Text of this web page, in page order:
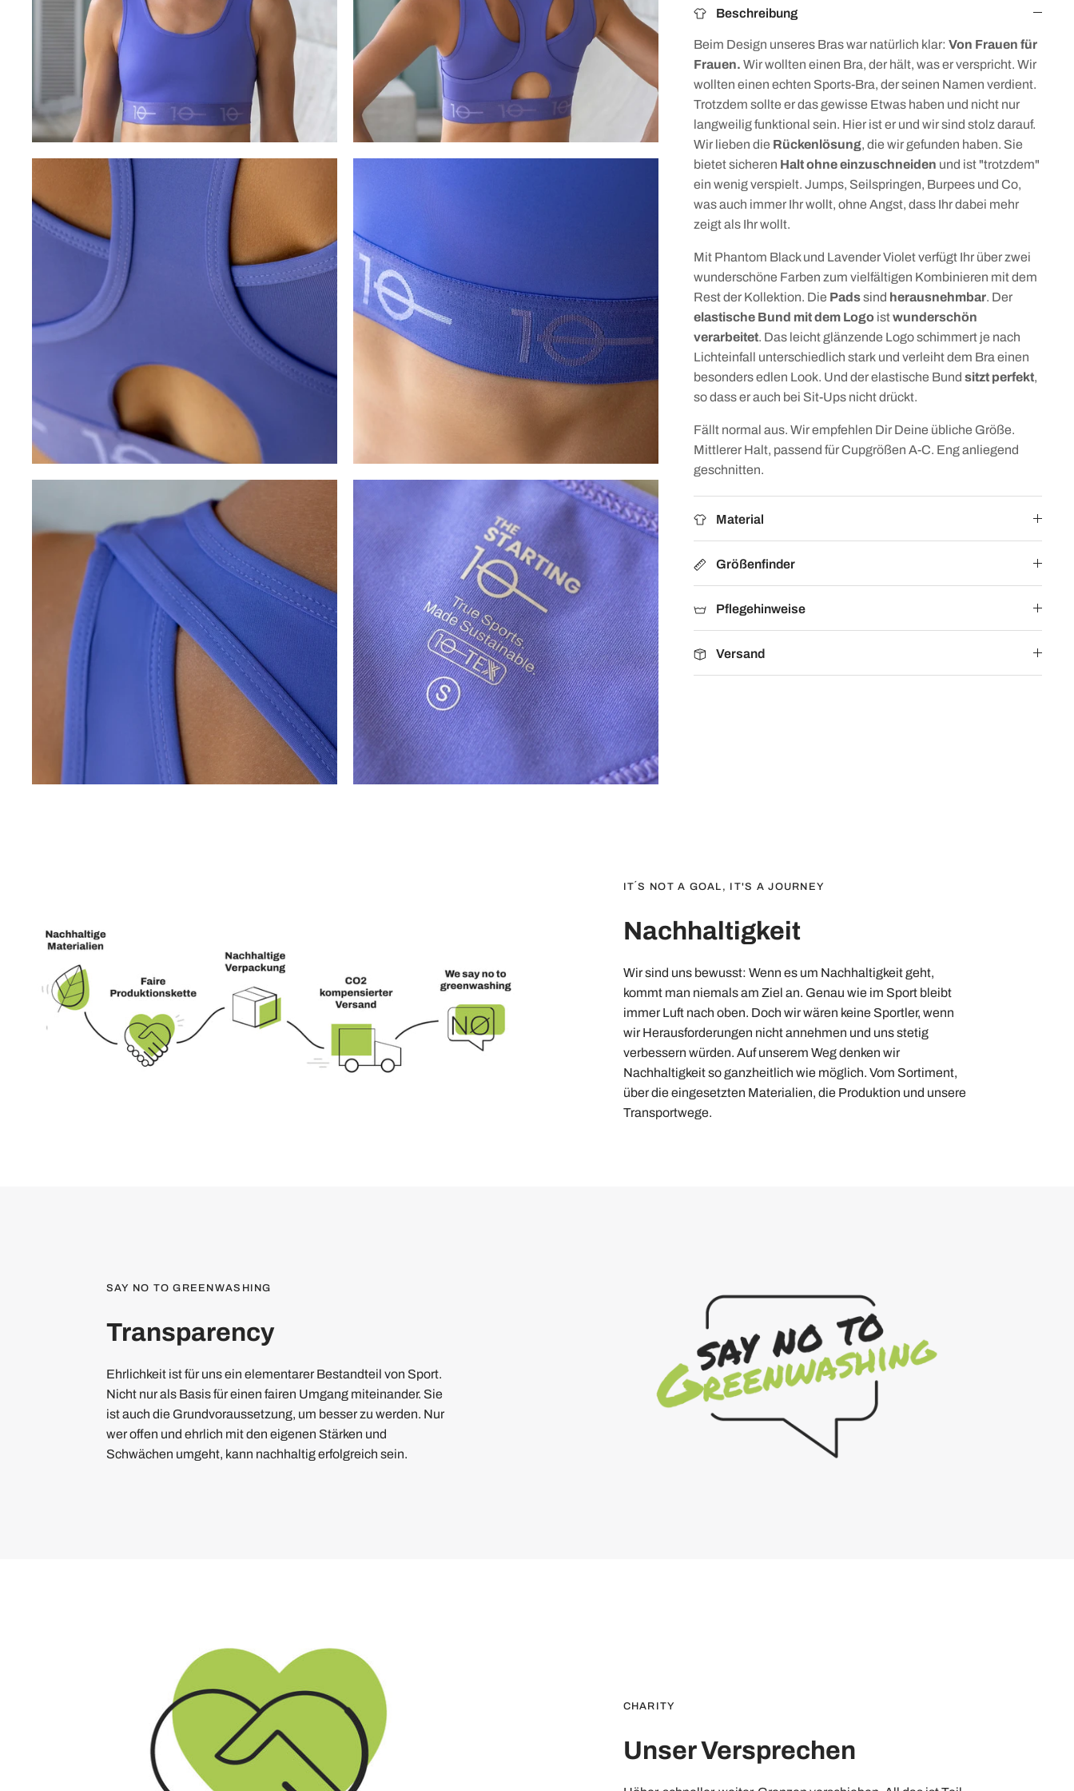
Beschreibung
Beim Design unseres Bras war natürlich klar: Von Frauen für
Frauen. Wir wollten einen Bra, der hält, was er verspricht. Wir
wollten einen echten Sports-Bra, der seinen Namen verdient.
Trotzdem sollte er das gewisse Etwas haben und nicht nur
langweilig funktional sein. Hier ist er und wir sind stolz darauf.
Wir lieben die Rückenlösung, die wir gefunden haben. Sie
bietet sicheren Halt ohne einzuschneiden und ist "trotzdem"
ein wenig verspielt. Jumps, Seilspringen, Burpees und Co,
was auch immer Ihr wollt, ohne Angst, dass Ihr dabei mehr
zeigt als Ihr wollt.
Mit Phantom Black und Lavender Violet verfügt Ihr über zwei
wunderschöne Farben zum vielfältigen Kombinieren mit dem
Rest der Kollektion. Die Padssind herausnehmbar. Der
elastische Bund mit dem Logoistwunderschön
verarbeitet. Das leicht glänzende Logo schimmert je nach
Lichteinfall unterschiedlich stark und verleiht dem Bra einen
besonders edlen Look. Und der elastische Bund sitzt perfekt,
so dass er auch bei Sit-Ups nicht drückt.
Fällt normal aus. Wir empfehlen Dir Deine übliche Größe.
Mittlerer Halt, passend für Cupgrößen A-C. Eng anliegend
geschnitten.
Material
Größenfinder
Pflegehinweise
Versand
IT´S NOT A GOAL, IT'S A JOURNEY
Nachhaltigkeit
Wir sind uns bewusst: Wenn es um Nachhaltigkeit geht,
kommt man niemals am Ziel an. Genau wie im Sport bleibt
immer Luft nach oben. Doch wir wären keine Sportler, wenn
wir Herausforderungen nicht annehmen und uns stetig
verbessern würden. Auf unserem Weg denken wir
Nachhaltigkeit so ganzheitlich wie möglich. Vom Sortiment,
über die eingesetzten Materialien, die Produktion und unsere
Transportwege.
SAY NO TO GREENWASHING
Transparency
Ehrlichkeit ist für uns ein elementarer Bestandteil von Sport.
Nicht nur als Basis für einen fairen Umgang miteinander. Sie
ist auch die Grundvoraussetzung, um besser zu werden. Nur
wer offen und ehrlich mit den eigenen Stärken und
Schwächen umgeht, kann nachhaltig erfolgreich sein.
CHARITY
Unser Versprechen